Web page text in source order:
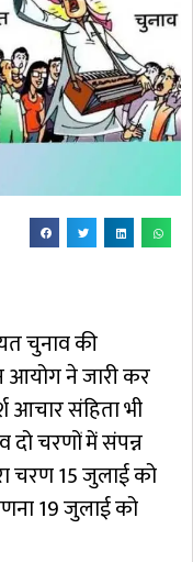
चुनाव की
आयोग ने जारी कर
आचार संहिता भी
दो चरणों में संपन्न
चरण 15 जुलाई को
19 जुलाई को